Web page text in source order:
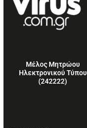
Μέλος Μητρώου
Ηλεκτρονικού Τύπου
(242222)